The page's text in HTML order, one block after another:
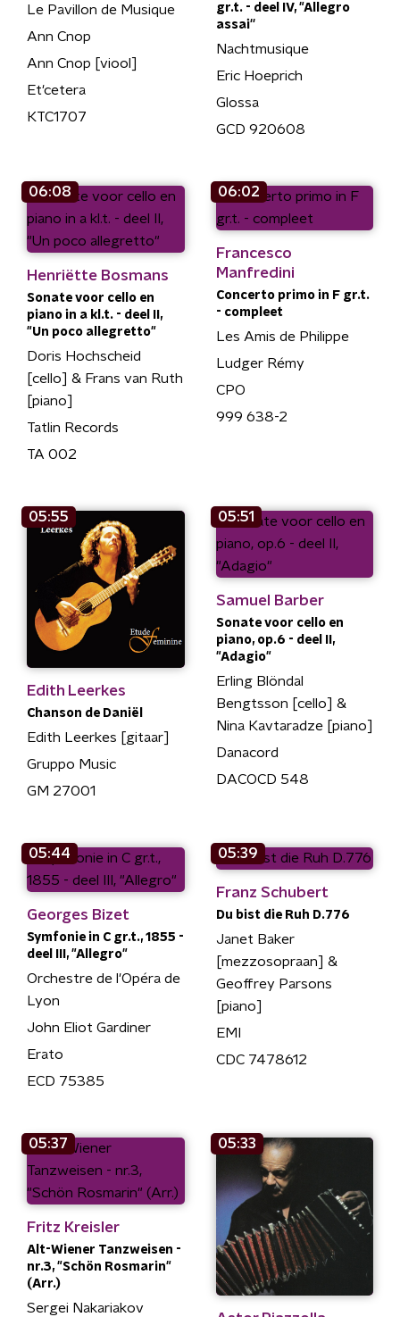
Le Pavillon de Musique
Ann Cnop
Ann Cnop [viool]
Et'cetera
KTC1707
gr.t. - deel IV, "Allegro
assai''
Nachtmusique
Eric Hoeprich
Glossa
GCD 920608
06:08
Henriëtte Bosmans
Sonate voor cello en
piano in a kl.t. - deel II,
"Un poco allegretto"
Doris Hochscheid
[cello] & Frans van Ruth
[piano]
Tatlin Records
TA 002
06:02
Francesco
Manfredini
Concerto primo in F gr.t.
- compleet
Les Amis de Philippe
Ludger Rémy
CPO
999 638-2
05:55
Edith Leerkes
Chanson de Daniël
Edith Leerkes [gitaar]
Gruppo Music
GM 27001
05:51
Samuel Barber
Sonate voor cello en
piano, op.6 - deel II,
"Adagio"
Erling Blöndal
Bengtsson [cello] &
Nina Kavtaradze [piano]
Danacord
DACOCD 548
05:44
Georges Bizet
Symfonie in C gr.t., 1855 -
deel III, "Allegro"
Orchestre de l'Opéra de
Lyon
John Eliot Gardiner
Erato
ECD 75385
05:39
Franz Schubert
Du bist die Ruh D.776
Janet Baker
[mezzosopraan] &
Geoffrey Parsons
[piano]
EMI
CDC 7478612
05:37
Fritz Kreisler
Alt-Wiener Tanzweisen -
nr.3, "Schön Rosmarin"
(Arr.)
Sergei Nakariakov
05:33